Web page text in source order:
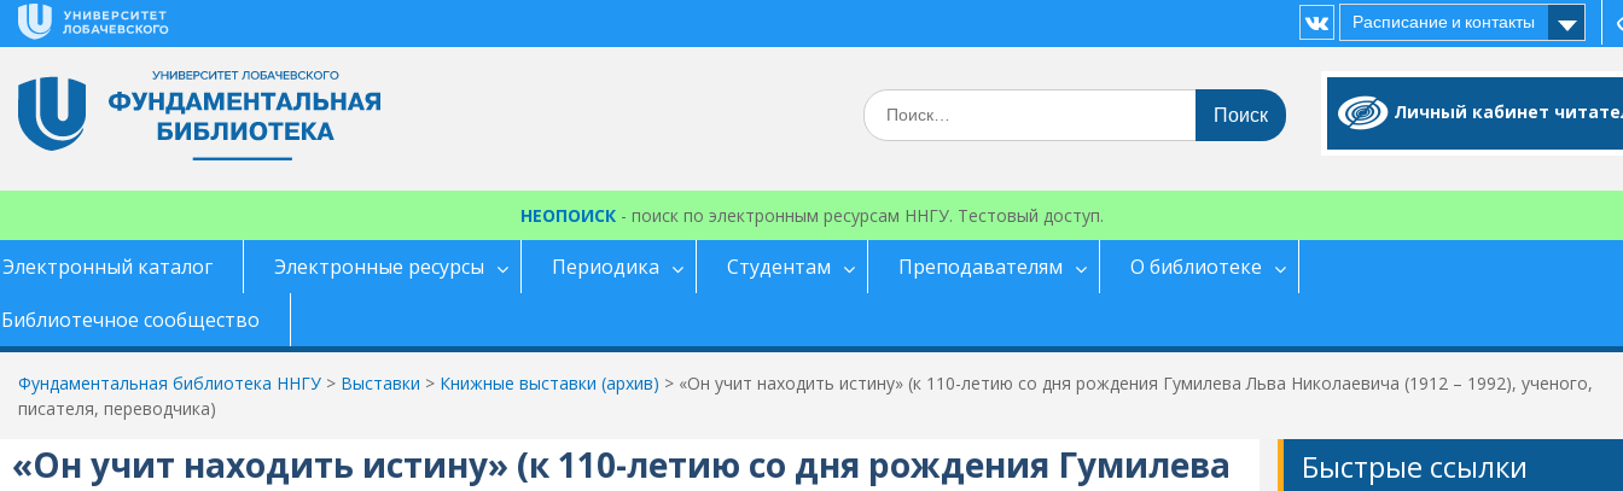
Перейти
Расписание и контакты
Vk
Личный кабинет
Искать:
НЕОПОИСК- поиск по электронным ресурсам ННГУ. Тестовый доступ.
Электронный каталог Электронные ресурсы Периодика Студентам Преподавателям
О библиотеке
Библиотечное сообщество
Фундаментальная библиотека ННГУ > Выставки > Книжные выставки (архив) > «Он учит находить истину» (к 110-летию со дня рождения Гумилева Льва Николаевича (1912 – 1992), ученого,
писателя, переводчика)
«Он учит находить истину» (к 110-летию со дня рождения Гумилева
Быстрые ссылки